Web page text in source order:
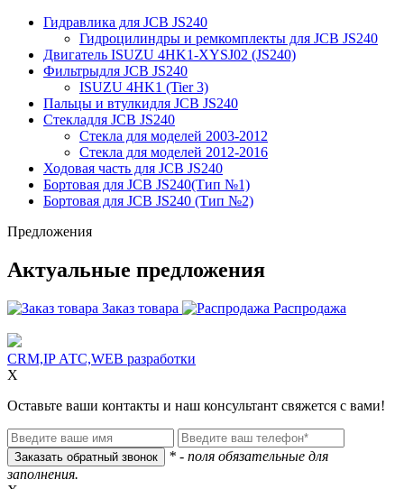
Гидравлика для JCB JS240
Гидроцилиндры и ремкомплекты для JCB JS240
Двигатель ISUZU 4HK1-XYSJ02 (JS240)
Фильтрыдля JCB JS240
ISUZU 4HK1 (Tier 3)
Пальцы и втулкидля JCB JS240
Стекладля JCB JS240
Стекла для моделей 2003-2012
Стекла для моделей 2012-2016
Ходовая часть для JCB JS240
Бортовая для JCB JS240(Тип №1)
Бортовая для JCB JS240 (Тип №2)
Предложения
Актуальные предложения
Заказ товара Распродажа
CRM,IP АТС,WEB разработки
X
Оставьте ваши контакты и наш консультант свяжется с вами!
* - поля обязательные для
заполнения.